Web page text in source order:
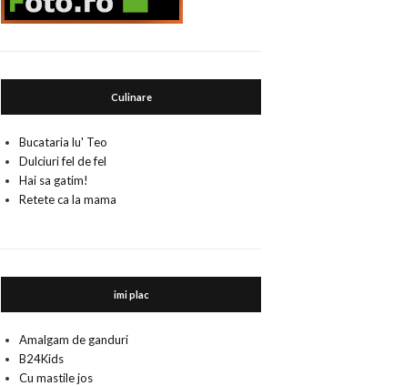
Culinare
Bucataria lu' Teo
Dulciuri fel de fel
Hai sa gatim!
Retete ca la mama
imi plac
Amalgam de ganduri
B24Kids
Cu mastile jos